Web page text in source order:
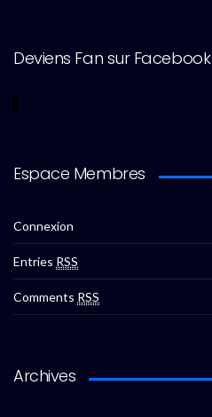
Deviens Fan sur Facebook
Espace Membres
Connexion
Entries RSS
Comments RSS
Archives